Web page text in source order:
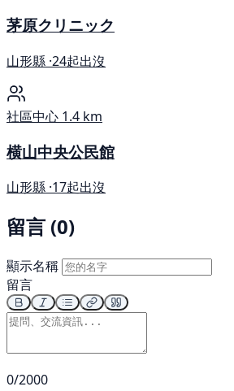
茅原クリニック
山形縣 ·24起出沒
社區中心 1.4 km
横山中央公民館
山形縣 ·17起出沒
留言 (0)
顯示名稱
留言
0/2000